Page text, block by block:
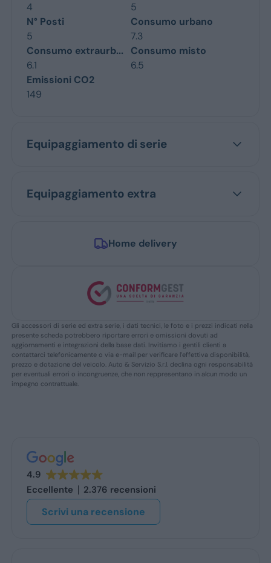
4
5
N° Posti
5
Consumo urbano
7.3
Consumo extraurb...
6.1
Consumo misto
6.5
Emissioni CO2
149
Equipaggiamento di serie
Equipaggiamento extra
Home delivery
Gli accessori di serie ed extra serie, i dati tecnici, le foto e i prezzi indicati nella
presente scheda potrebbero riportare errori e omissioni dovuti ad
aggiornamenti e integrazioni della base dati. Invitiamo i gentili clienti a
contattarci telefonicamente o via e-mail per verificare l’effettiva disponibilità,
prezzo e dotazione del veicolo. Auto & Servizio S.r.l. declina ogni responsabilità
per eventuali errori o incongruenze, che non reppresentano in alcun modo un
impegno contrattuale.
4.9
Eccellente
2.376 recensioni
Scrivi una recensione